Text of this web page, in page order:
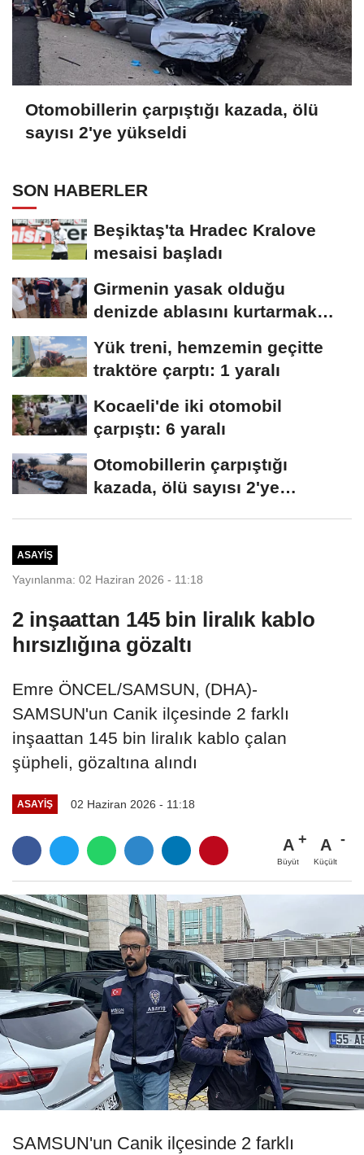
Otomobillerin çarpıştığı kazada, ölü
sayısı 2'ye yükseldi
SON HABERLER
Beşiktaş'ta Hradec Kralove
mesaisi başladı
Girmenin yasak olduğu
denizde ablasını kurtarmak
Yük treni, hemzemin geçitte
traktöre çarptı: 1 yaralı
Kocaeli'de iki otomobil
çarpıştı: 6 yaralı
Otomobillerin çarpıştığı
kazada, ölü sayısı 2'ye
ASAYIŞ
Yayınlanma: 02 Haziran 2026 - 11:18
2 inşaattan 145 bin liralık kablo
hırsızlığına gözaltı
Emre ÖNCEL/SAMSUN, (DHA)-
SAMSUN'un Canik ilçesinde 2 farklı
inşaattan 145 bin liralık kablo çalan
şüpheli, gözaltına alındı
ASAYIŞ 02 Haziran 2026 - 11:18
A
Büyüt
A
Küçült
SAMSUN'un Canik ilçesinde 2 farklı